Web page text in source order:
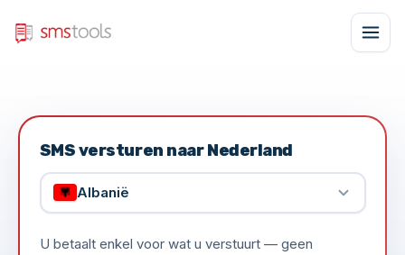
SMS versturen naar Nederland
Albanië
U betaalt enkel voor wat u verstuurt — geen